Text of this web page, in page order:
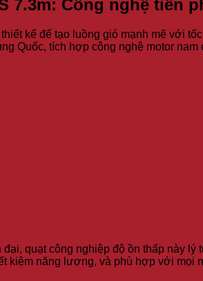
7.3m: Công nghệ tiên
kế để tạo luồng gió mạnh mẽ với
Quốc, tích hợp công nghệ motor
quạt công nghiệp độ ồn thấp này
kiệm năng lượng, và phù hợp với mọi